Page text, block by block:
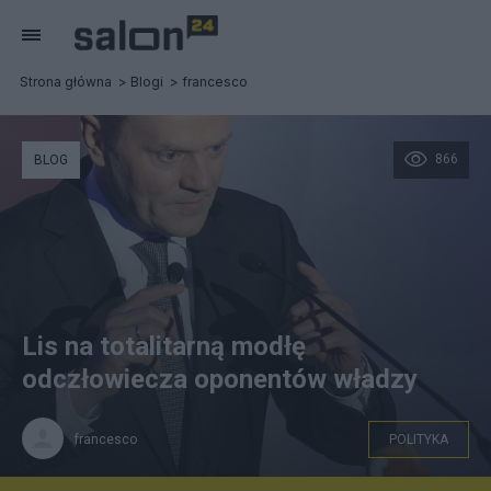
Strona główna Blogi francesco
866
BLOG
Lis na totalitarną modłę
odczłowiecza oponentów władzy
francesco POLITYKA